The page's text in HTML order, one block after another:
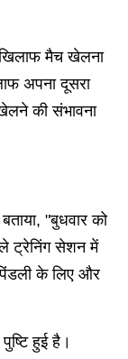
खिलाफ मैच खेलना
अपना दूसरा
की संभावना
"बुधवार को
ट्रेनिंग सेशन में
के लिए और
हुई है।